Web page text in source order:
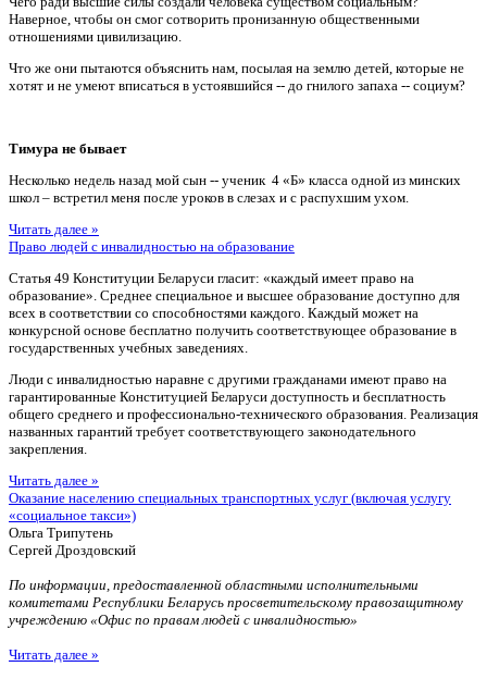
Наверное, чтобы он смог сотворить пронизанную общественными
отношениями цивилизацию.
Что же они пытаются объяснить нам, посылая на землю детей, которые не
хотят и не умеют вписаться в устоявшийся -- до гнилого запаха -- социум?
Тимура не бывает
Несколько недель назад мой сын -- ученик 4 «Б» класса одной из минских
школ – встретил меня после уроков в слезах и с распухшим ухом.
Читать далее »
Право людей с инвалидностью на образование
Статья 49 Конституции Беларуси гласит: «каждый имеет право на
образование». Среднее специальное и высшее образование доступно для
всех в соответствии со способностями каждого. Каждый может на
конкурсной основе бесплатно получить соответствующее образование в
государственных учебных заведениях.
Люди с инвалидностью наравне с другими гражданами имеют право на
гарантированные Конституцией Беларуси доступность и бесплатность
общего среднего и профессионально-технического образования. Реализация
названных гарантий требует соответствующего законодательного
закрепления.
Читать далее »
Оказание населению специальных транспортных услуг (включая услугу
«социальное такси»)
Ольга Трипутень
Сергей Дроздовский
По информации, предоставленной областными исполнительными
комитетами Республики Беларусь просветительскому правозащитному
учреждению «Офис по правам людей с инвалидностью»
Читать далее »